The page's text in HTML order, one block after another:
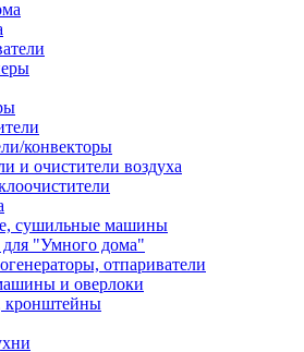
конвекторы
и очистители воздуха
сушильные машины
для "Умного дома"
отпариватели
и оверлоки
кронштейны